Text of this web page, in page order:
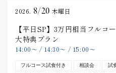
2026. 8/20 木曜日
【平日SP】3万円相当フル
大特典プラン
14:00〜/ 14:30〜 / 15:00〜
フルコース試食付き 相談会 試